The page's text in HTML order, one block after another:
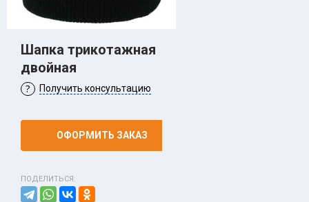
Шапка трикотажная
двойная
Получить консультацию
ОФОРМИТЬ ЗАКАЗ
ПОДЕЛИТЬСЯ: